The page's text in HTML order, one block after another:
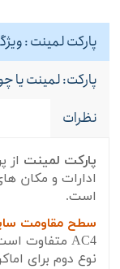
پارکت لمینت :
پارکت: لمینت یا
نظرات
پارکت لمینت از
ادارات و مکان
است.
سطح مقاومت
AC4 متفاوت
نوع دوم برای